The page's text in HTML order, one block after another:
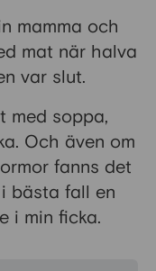
mamma och
mat när halva
var slut.
med soppa,
Och även om
fanns det
bästa fall en
i min ficka.